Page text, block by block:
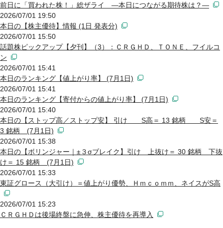
前日に「買われた株！」総ザライ ―本日につながる期待株は？―
2026/07/01 19:50
本日の【株主優待】情報 (1日 発表分)
2026/07/01 15:50
話題株ピックアップ【夕刊】（3）：ＣＲＧＨＤ、ＴＯＮＥ、フイルコ
ン
2026/07/01 15:41
本日のランキング【値上がり率】 (7月1日)
2026/07/01 15:41
本日のランキング【寄付からの値上がり率】 (7月1日)
2026/07/01 15:40
本日の【ストップ高／ストップ安】 引け S高＝ 13 銘柄 S安＝
3 銘柄 (7月1日)
2026/07/01 15:38
本日の【ボリンジャー｜±３σブレイク】引け 上抜け＝ 30 銘柄 下抜
け＝ 15 銘柄 (7月1日)
2026/07/01 15:33
東証グロース（大引け）＝値上がり優勢、Ｈｍｃｏｍｍ、ネイスがS高
2026/07/01 15:23
ＣＲＧＨＤは後場終盤に急伸、株主優待を再導入